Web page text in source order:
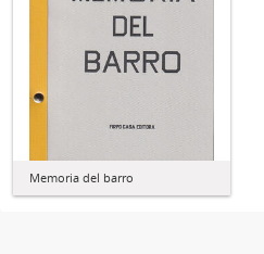
Memoria del barro